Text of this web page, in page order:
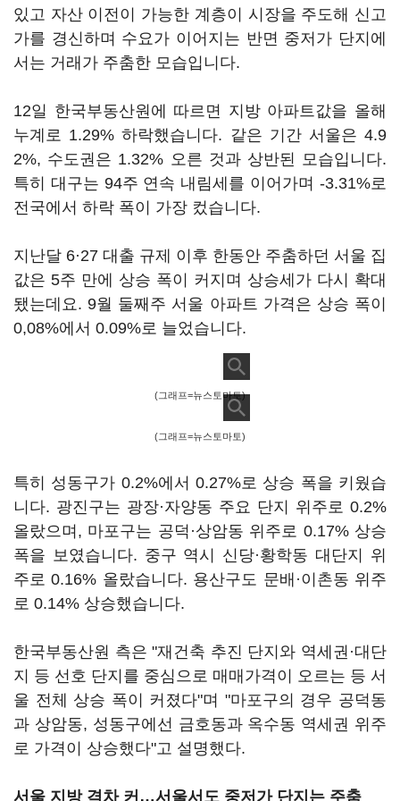
있고 자산 이전이 가능한 계층이 시장을 주도해 신고
가를 경신하며 수요가 이어지는 반면 중저가 단지에
서는 거래가 주춤한 모습입니다.
12일 한국부동산원에 따르면 지방 아파트값을 올해
누계로 1.29% 하락했습니다. 같은 기간 서울은 4.9
2%, 수도권은 1.32% 오른 것과 상반된 모습입니다.
특히 대구는 94주 연속 내림세를 이어가며 -3.31%로
전국에서 하락 폭이 가장 컸습니다.
지난달 6·27 대출 규제 이후 한동안 주춤하던 서울 집
값은 5주 만에 상승 폭이 커지며 상승세가 다시 확대
됐는데요. 9월 둘째주 서울 아파트 가격은 상승 폭이
0,08%에서 0.09%로 늘었습니다.
(그래프=뉴스토마토)
(그래프=뉴스토마토)
특히 성동구가 0.2%에서 0.27%로 상승 폭을 키웠습
니다. 광진구는 광장·자양동 주요 단지 위주로 0.2%
올랐으며, 마포구는 공덕·상암동 위주로 0.17% 상승
폭을 보였습니다. 중구 역시 신당·황학동 대단지 위
주로 0.16% 올랐습니다. 용산구도 문배·이촌동 위주
로 0.14% 상승했습니다.
한국부동산원 측은 "재건축 추진 단지와 역세권·대단
지 등 선호 단지를 중심으로 매매가격이 오르는 등 서
울 전체 상승 폭이 커졌다"며 "마포구의 경우 공덕동
과 상암동, 성동구에선 금호동과 옥수동 역세권 위주
로 가격이 상승했다"고 설명했다.
서울 지방 격차 커…서울서도 중저가 단지는 주춤